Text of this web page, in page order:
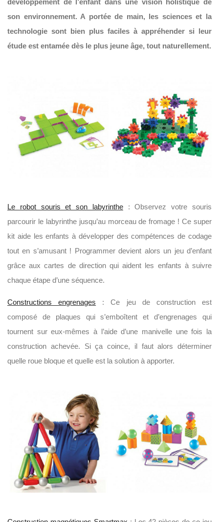
son environnement. A portée de main, les sciences et la
technologie sont bien plus faciles à appréhender si leur
étude est entamée dès le plus jeune âge, tout naturellement.
Le robot souris et son labyrinthe: Observez votre souris
parcourir le labyrinthe jusqu’au morceau de fromage ! Ce super
kit aide les enfants à développer des compétences de codage
tout en s’amusant ! Programmer devient alors un jeu d’enfant
grâce aux cartes de direction qui aident les enfants à suivre
chaque étape d’une séquence.
Constructions engrenages : Ce jeu de construction est
composé de plaques qui s’emboîtent et d’engrenages qui
tournent sur eux-mêmes à l’aide d’une manivelle une fois la
construction achevée. Si ça coince, il faut alors déterminer
quelle roue bloque et quelle est la solution à apporter.